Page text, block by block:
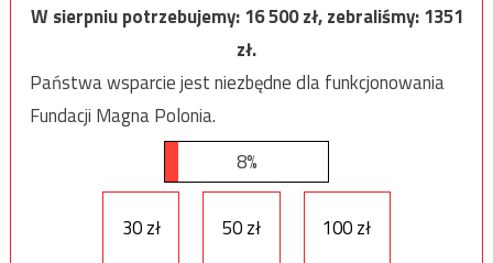
W sierpniu potrzebujemy:16 500zł, zebraliśmy:1351
zł.
Państwa wsparcie jest niezbędne dla funkcjonowania
Fundacji Magna Polonia.
8%
30 zł 50 zł 100 zł